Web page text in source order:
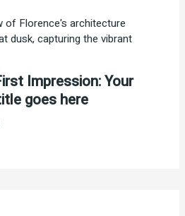
Impression: Your
goes here